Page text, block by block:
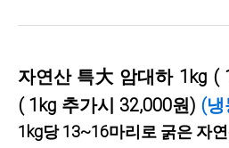
자연산 특大 암대하 1kg (
( 1kg 추가시 32,000원) (냉
1kg당 13~16마리로 굵은 자